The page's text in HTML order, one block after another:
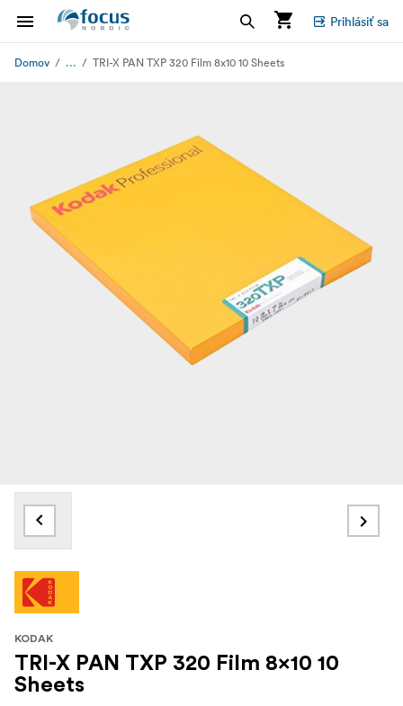
Prihlásiť sa
Domov ... TRI-X PAN TXP 320 Film 8x10 10 Sheets
KODAK
TRI-X PAN TXP 320 Film 8x10 10
Sheets